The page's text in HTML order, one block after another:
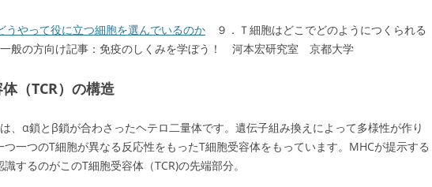
やって役に立つ細胞を選んでいるのか ９．Ｔ細胞はどこでどのようにつくられる
般の方向け記事：免疫のしくみを学ぼう！ 河本宏研究室 京都大学
（TCR）の構造
、α鎖とβ鎖が合わさったヘテロ二量体です。遺伝子組み換えによって多様性が作り
つ一つのT細胞が異なる反応性をもったT細胞受容体をもっています。MHCが提示する
するのがこのT細胞受容体（TCR)の先端部分。